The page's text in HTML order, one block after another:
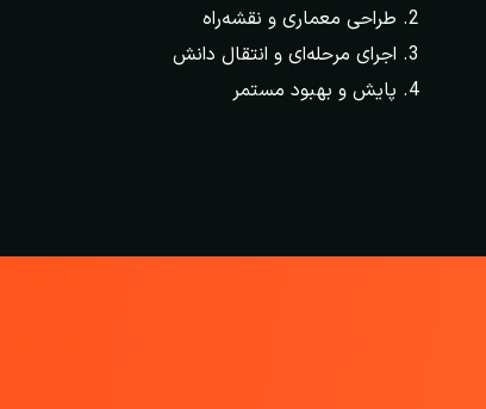
طراحی معماری و نقشه‌راه
اجرای مرحله‌ای و انتقال دانش
پایش و بهبود مستمر